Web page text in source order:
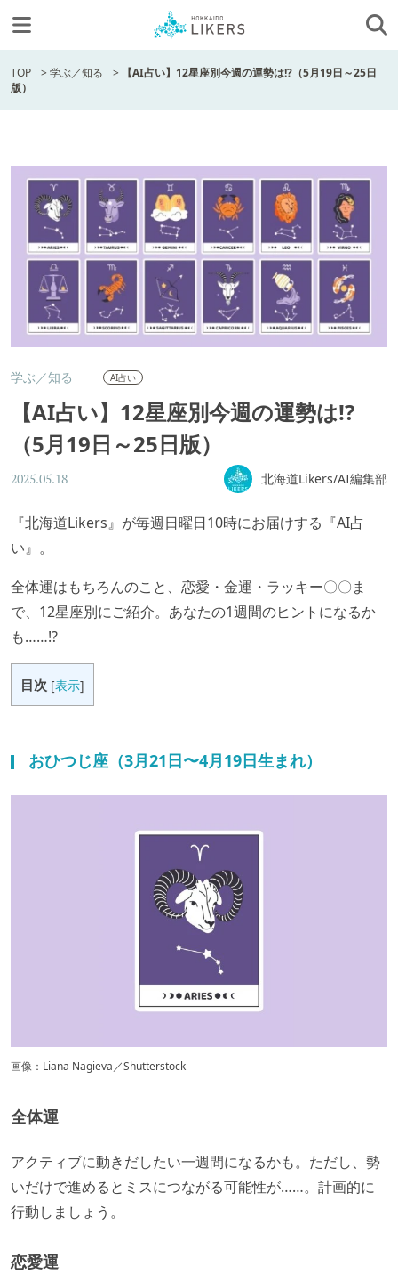
TOP >学ぶ／知る > 【AI占い】12星座別今週の運勢は!?（5月19日～25日
版）
学ぶ／知る AI占い
【AI占い】12星座別今週の運勢は!?
（5月19日～25日版）
2025.05.18 北海道Likers/AI編集部
『北海道Likers』が毎週日曜日10時にお届けする『AI占
い』。
全体運はもちろんのこと、恋愛・金運・ラッキー〇〇ま
で、12星座別にご紹介。あなたの1週間のヒントになるか
も……!?
目次 [表示]
おひつじ座（3月21日〜4月19日生まれ）
画像：Liana Nagieva／Shutterstock
全体運
アクティブに動きだしたい一週間になるかも。ただし、勢
いだけで進めるとミスにつながる可能性が……。計画的に
行動しましょう。
恋愛運